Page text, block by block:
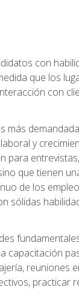
con
que los
con
más
y
que tienen
de los
reuniones
practicar